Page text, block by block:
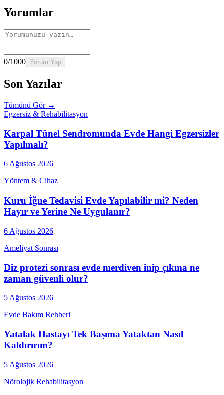
Yorumlar
0/1000 Yorum Yap
Son Yazılar
Tümünü Gör →
Egzersiz & Rehabilitasyon
Karpal Tünel Sendromunda Evde Hangi Egzersizler
Yapılmalı?
6 Ağustos 2026
Yöntem & Cihaz
Kuru İğne Tedavisi Evde Yapılabilir mi? Neden
Hayır ve Yerine Ne Uygulanır?
6 Ağustos 2026
Ameliyat Sonrası
Diz protezi sonrası evde merdiven inip çıkma ne
zaman güvenli olur?
5 Ağustos 2026
Evde Bakım Rehberi
Yatalak Hastayı Tek Başıma Yataktan Nasıl
Kaldırırım?
5 Ağustos 2026
Nörolojik Rehabilitasyon